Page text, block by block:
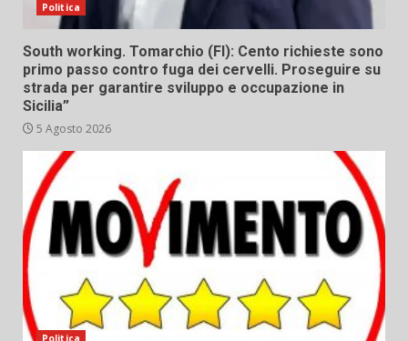
Politica
South working. Tomarchio (FI): Cento richieste sono
primo passo contro fuga dei cervelli. Proseguire su
strada per garantire sviluppo e occupazione in
Sicilia”
5 Agosto 2026